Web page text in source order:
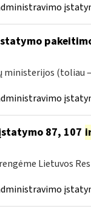
ministerijos (toliau
87, 107
Lietuvos